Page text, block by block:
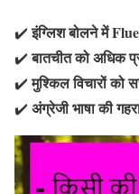
✔️इंग्लिश बोलने में
✔️बातचीत को अधिक
✔️मुश्किल विचारों
✔️ अंग्रेजी भाषा की